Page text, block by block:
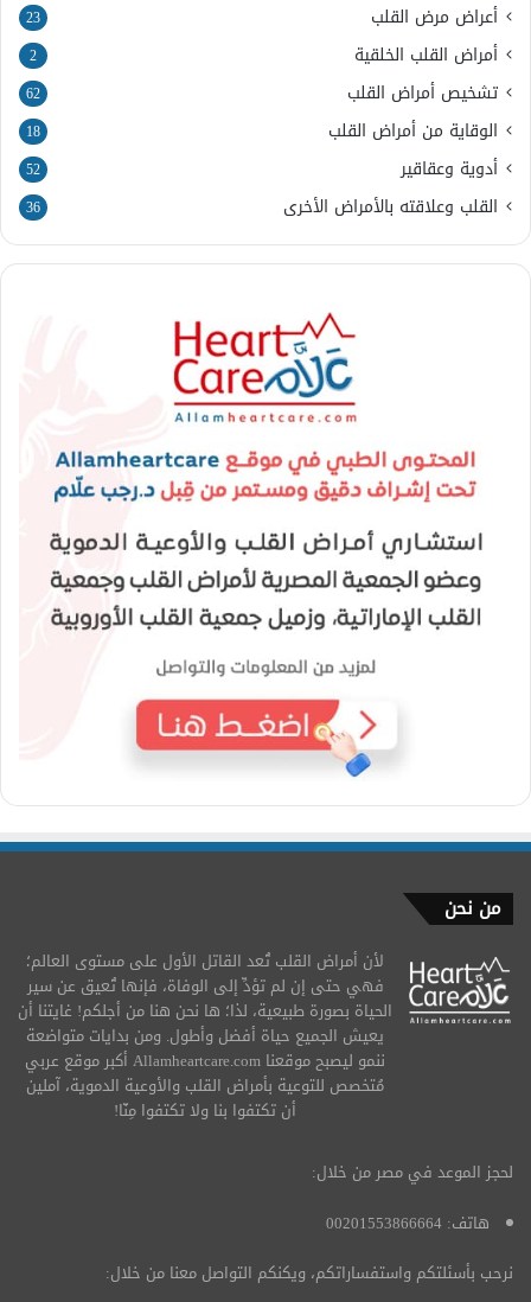
أعراض مرض القلب 23
أمراض القلب الخلقية 2
تشخيص أمراض القلب 62
الوقاية من أمراض القلب 18
أدوية وعقاقير 52
القلب وعلاقته بالأمراض الأخرى 36
من نحن
لأن أمراض القلب تُعد القاتل الأول على مستوى العالم؛
فهي حتى إن لم تؤدِّ إلى الوفاة، فإنها تُعيق عن سير
الحياة بصورة طبيعية، لذا؛ ها نحن هنا من أجلكم! غايتنا أن
يعيش الجميع حياة أفضل وأطول. ومن بدايات متواضعة
ننمو ليصبح موقعنا Allamheartcare.com أكبر موقع عربي
مُتخصص للتوعية بأمراض القلب والأوعية الدموية، آملين
أن تكتفوا بنا ولا تكتفوا مِنّا!
لحجز الموعد في مصر من خلال:
هاتف: 00201553866664
نرحب بأسئلتكم واستفساراتكم، ويكنكم التواصل معنا من خلال: